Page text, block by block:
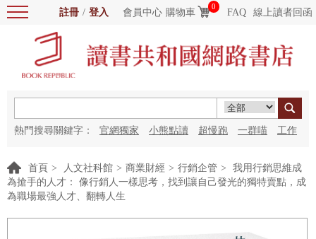
註冊 / 登入 會員中心 購物車
0
FAQ 線上讀者回函
熱門搜尋關鍵字： 官網獨家 小熊點讀 超慢跑 一群喵 工作
首頁 > 人文社科館 > 商業財經 > 行銷企管 >
我用行銷思維成
為搶手的人才： 像行銷人一樣思考，找到讓自己發光的獨特賣點，成
為職場最強人才、翻轉人生